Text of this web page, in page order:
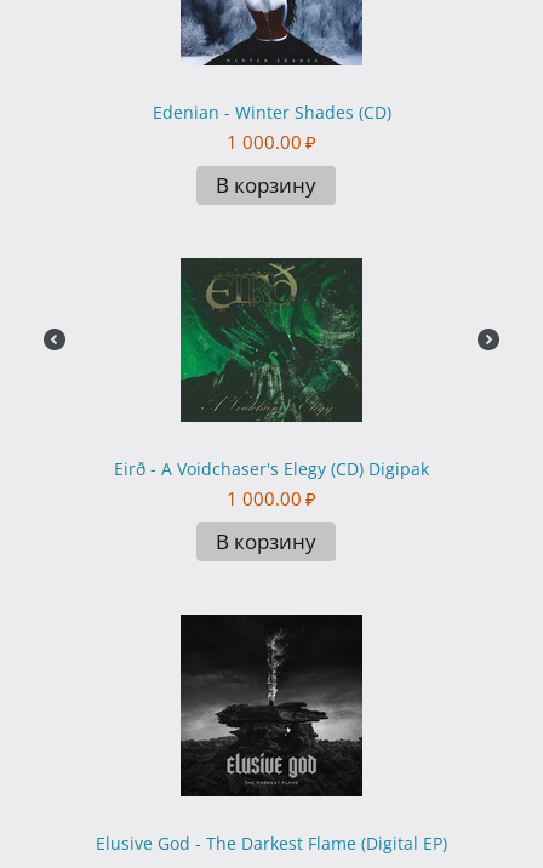
Edenian - Winter Shades (CD)
1 000.00 ₽
В корзину
Eirð - A Voidchaser's Elegy (CD) Digipak
1 000.00 ₽
В корзину
Elusive God - The Darkest Flame (Digital EP)